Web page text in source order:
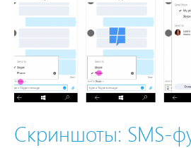
Скриншоты: SMS-